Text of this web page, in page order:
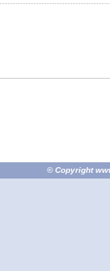
© Copyright